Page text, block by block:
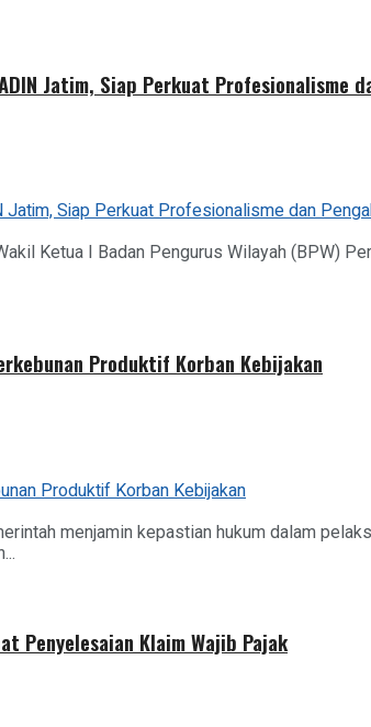
Jatim, Siap Perkuat Profesionalisme
Ketua I Badan Pengurus Wilayah (BPW)
Produktif Korban Kebijakan
menjamin kepastian hukum dalam
Penyelesaian Klaim Wajib Pajak